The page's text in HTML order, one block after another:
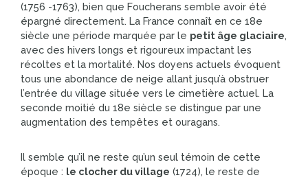
(1756 -1763), bien que Foucherans semble avoir été
épargné directement. La France connaît en ce 18e
siècle une période marquée par le petit âge glaciaire,
avec des hivers longs et rigoureux impactant les
récoltes et la mortalité. Nos doyens actuels évoquent
tous une abondance de neige allant jusqu’à obstruer
l’entrée du village située vers le cimetière actuel. La
seconde moitié du 18e siècle se distingue par une
augmentation des tempêtes et ouragans.
Il semble qu’il ne reste qu’un seul témoin de cette
époque : le clocher du village (1724), le reste de